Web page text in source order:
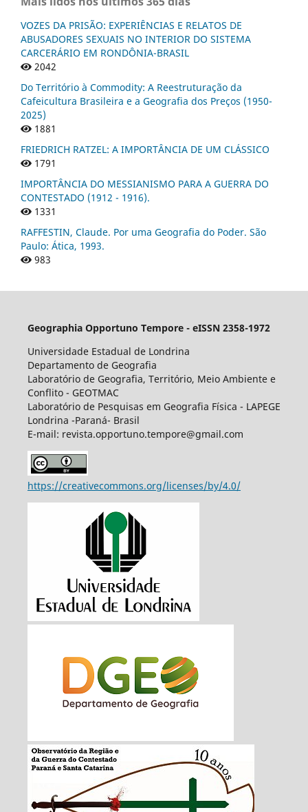
VOZES DA PRISÃO: EXPERIÊNCIAS E RELATOS DE
ABUSADORES SEXUAIS NO INTERIOR DO SISTEMA
CARCERÁRIO EM RONDÔNIA-BRASIL
2042
Do Território à Commodity: A Reestruturação da
Cafeicultura Brasileira e a Geografia dos Preços (1950-
2025)
1881
FRIEDRICH RATZEL: A IMPORTÂNCIA DE UM CLÁSSICO
1791
IMPORTÂNCIA DO MESSIANISMO PARA A GUERRA DO
CONTESTADO (1912 - 1916).
1331
RAFFESTIN, Claude. Por uma Geografia do Poder. São
Paulo: Ática, 1993.
983
Geographia Opportuno Tempore - eISSN 2358-1972
Universidade Estadual de Londrina
Departamento de Geografia
Laboratório de Geografia, Território, Meio Ambiente e
Conflito - GEOTMAC
Laboratório de Pesquisas em Geografia Física - LAPEGE
Londrina -Paraná- Brasil
E-mail: revista.opportuno.tempore@gmail.com
https://creativecommons.org/licenses/by/4.0/